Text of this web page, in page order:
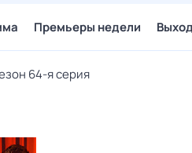
Премьеры недели
64-я серия